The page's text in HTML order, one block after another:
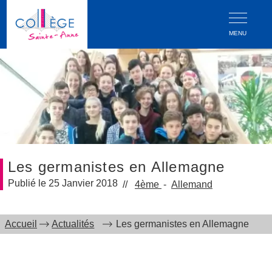
MENU
Les germanistes en Allemagne
25 Janvier 2018 4ème Allemand
Accueil Actualités Les germanistes en Allemagne